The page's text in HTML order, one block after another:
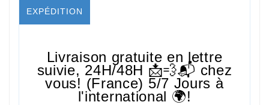
EXPÉDITION
Livraison gratuite en lettre
suivie, 24H/48H 📩💨📬 chez
vous! (France) 5/7 Jours à
l'international 🌍!